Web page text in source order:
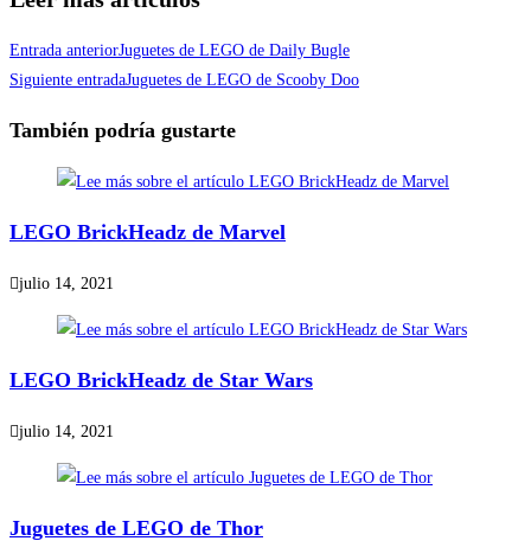
Entrada anteriorJuguetes de LEGO de Daily Bugle
Siguiente entradaJuguetes de LEGO de Scooby Doo
También podría gustarte
LEGO BrickHeadz de Marvel
julio 14, 2021
LEGO BrickHeadz de Star Wars
julio 14, 2021
Juguetes de LEGO de Thor